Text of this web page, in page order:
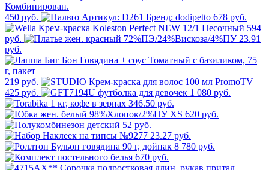
450 руб.
678 руб.
594
руб.
23.91
руб.
219 руб.
425 руб.
1 080 руб.
346.50 руб.
620 руб.
52 руб.
23.27 руб.
8 780 руб.
670 руб.